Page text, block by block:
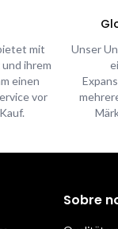
mit
ihrem
einen
vor
Unser
Sobre